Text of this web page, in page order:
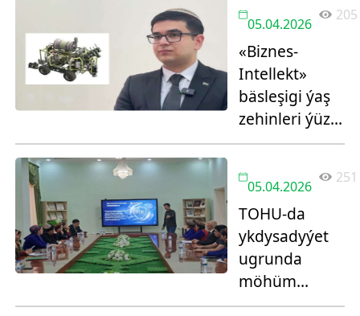
05.04.2026
205
«Biznes-
Intellekt»
bäsleşigi ýaş
zehinleri ýüze
çykardy
05.04.2026
251
TOHU-da
ykdysadyýet
ugrunda
möhüm
meseleler